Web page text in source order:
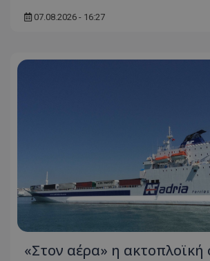
07.08.2026 - 16:27
«Στον αέρα» η ακτοπλοϊκή